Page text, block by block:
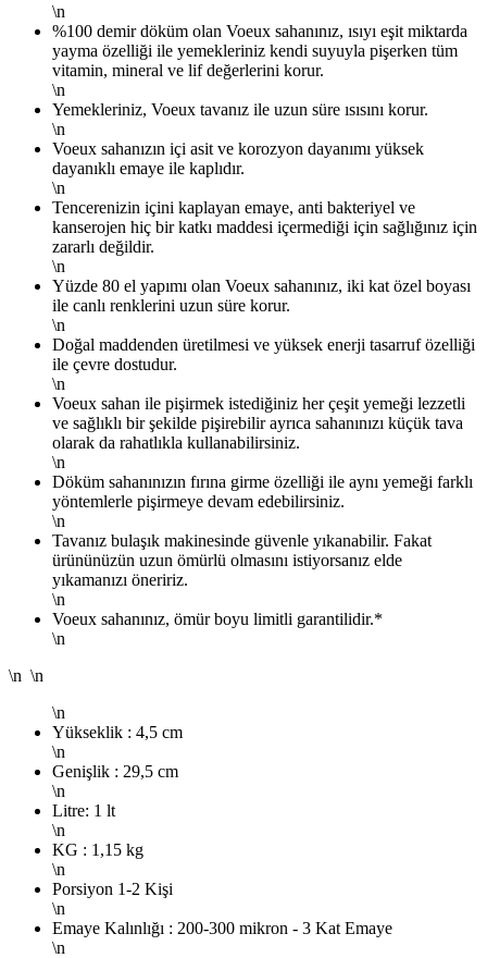
\n
%100 demir döküm olan Voeux sahanınız, ısıyı eşit miktarda
yayma özelliği ile yemekleriniz kendi suyuyla pişerken tüm
vitamin, mineral ve lif değerlerini korur.
\n
Yemekleriniz, Voeux tavanız ile uzun süre ısısını korur.
\n
Voeux sahanızın içi asit ve korozyon dayanımı yüksek
dayanıklı emaye ile kaplıdır.
\n
Tencerenizin içini kaplayan emaye, anti bakteriyel ve
kanserojen hiç bir katkı maddesi içermediği için sağlığınız için
zararlı değildir.
\n
Yüzde 80 el yapımı olan Voeux sahanınız, iki kat özel boyası
ile canlı renklerini uzun süre korur.
\n
Doğal maddenden üretilmesi ve yüksek enerji tasarruf özelliği
ile çevre dostudur.
\n
Voeux sahan ile pişirmek istediğiniz her çeşit yemeği lezzetli
ve sağlıklı bir şekilde pişirebilir ayrıca sahanınızı küçük tava
olarak da rahatlıkla kullanabilirsiniz.
\n
Döküm sahanınızın fırına girme özelliği ile aynı yemeği farklı
yöntemlerle pişirmeye devam edebilirsiniz.
\n
Tavanız bulaşık makinesinde güvenle yıkanabilir. Fakat
ürününüzün uzun ömürlü olmasını istiyorsanız elde
yıkamanızı öneririz.
\n
Voeux sahanınız, ömür boyu limitli garantilidir.*
\n
\n \n
\n
Yükseklik : 4,5 cm
\n
Genişlik : 29,5 cm
\n
Litre: 1 lt
\n
KG : 1,15 kg
\n
Porsiyon 1-2 Kişi
\n
Emaye Kalınlığı : 200-300 mikron - 3 Kat Emaye
\n